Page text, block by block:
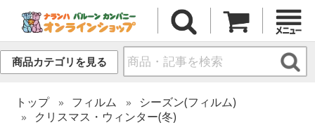
商品カテゴリを見る
トップ フィルム
シーズン(フィルム)
クリスマス・ウィンター(冬)